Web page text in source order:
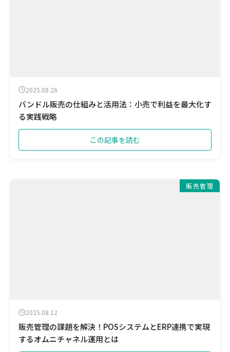
2025.08.26
バンドル販売の仕組みと活用法：小売で利益を最大化す
る実践戦略
この記事を読む
販売管理
2025.08.12
販売管理の課題を解決！POSシステムとERP連携で実現
するオムニチャネル運用とは